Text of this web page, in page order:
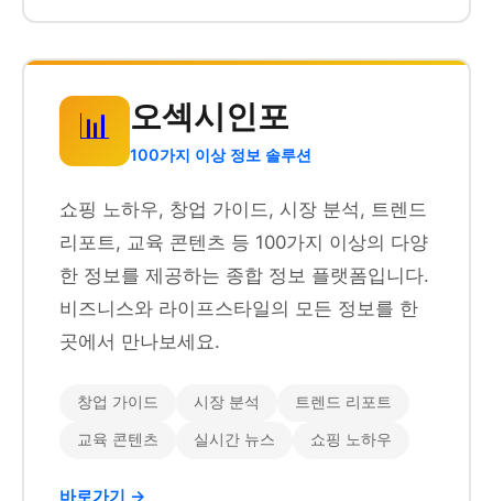
📊 오섹시인포
100가지 이상 정보 솔루션
쇼핑 노하우, 창업 가이드, 시장 분석, 트렌드
리포트, 교육 콘텐츠 등 100가지 이상의 다양
한 정보를 제공하는 종합 정보 플랫폼입니다.
비즈니스와 라이프스타일의 모든 정보를 한
곳에서 만나보세요.
창업 가이드 시장 분석 트렌드 리포트
교육 콘텐츠 실시간 뉴스 쇼핑 노하우
바로가기 →